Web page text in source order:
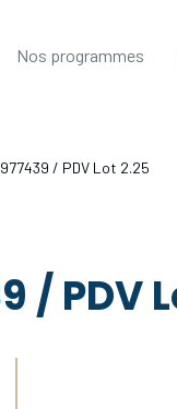
Nos programmes
/ PDV Lot 2.25
/ PDV